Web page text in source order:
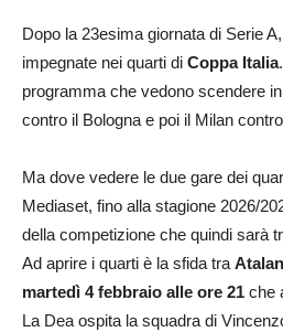
Dopo la 23esima giornata di Serie
impegnate nei quarti di Coppa Italia
programma che vedono scendere
contro il Bologna e poi il Milan
Ma dove vedere le due gare dei
Mediaset, fino alla stagione 2026/
della competizione che quindi sarà
Ad aprire i quarti è la sfida tra
martedì 4 febbraio alle ore 21 che
La Dea ospita la squadra di